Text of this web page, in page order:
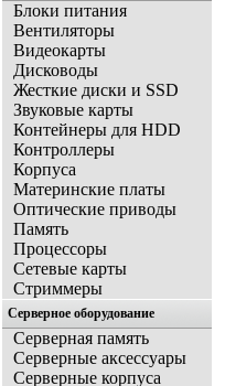
Блоки питания
Вентиляторы
Видеокарты
Дисководы
Жесткие диски и SSD
Звуковые карты
Контейнеры для HDD
Контроллеры
Корпуса
Материнские платы
Оптические приводы
Память
Процессоры
Сетевые карты
Стриммеры
Серверное оборудование
Серверная память
Серверные аксессуары
Серверные корпуса